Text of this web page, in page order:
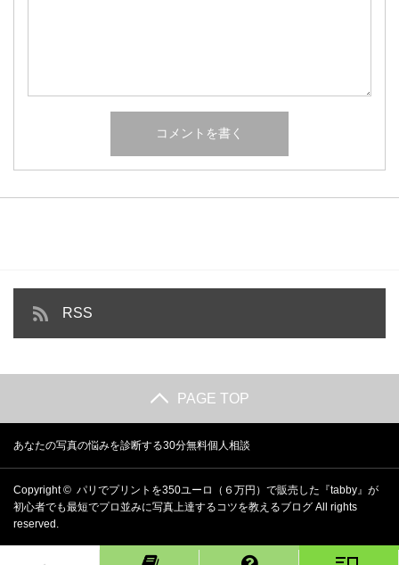
RSS
PAGE TOP
あなたの写真の悩みを診断する30分無料個人相談
Copyright © パリでプリントを350ユーロ（６万円）で販売した『tabby』が
初心者でも最短でプロ並みに写真上達するコツを教えるブログ All rights
reserved.